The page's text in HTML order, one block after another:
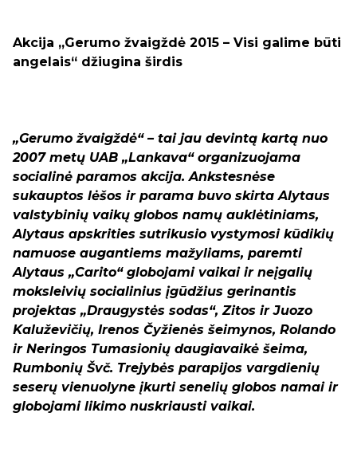
Akcija „Gerumo žvaigždė 2015 – Visi galime būti
angelais“ džiugina širdis
„Gerumo žvaigždė“ – tai jau devintą kartą nuo
2007 metų UAB „Lankava“ organizuojama
socialinė paramos akcija. Ankstesnėse
sukauptos lėšos ir parama buvo skirta Alytaus
valstybinių vaikų globos namų auklėtiniams,
Alytaus apskrities sutrikusio vystymosi kūdikių
namuose augantiems mažyliams, paremti
Alytaus „Carito“ globojami vaikai ir neįgalių
moksleivių socialinius įgūdžius gerinantis
projektas „Draugystės sodas“, Zitos ir Juozo
Kaluževičių, Irenos Čyžienės šeimynos, Rolando
ir Neringos Tumasionių daugiavaikė šeima,
Rumbonių Švč. Trejybės parapijos vargdienių
seserų vienuolyne įkurti senelių globos namai ir
globojami likimo nuskriausti vaikai.